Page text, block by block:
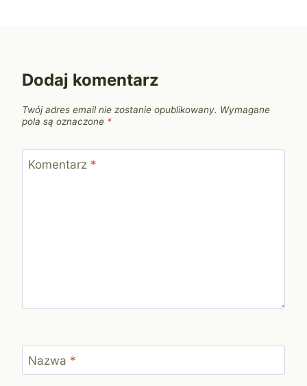
Dodaj komentarz
Twój adres email nie zostanie opublikowany. Wymagane
pola są oznaczone *
Komentarz *
Nazwa *